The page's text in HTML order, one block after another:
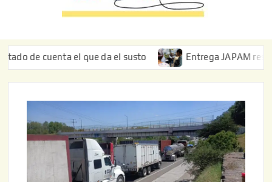
cuenta el que da el susto Entrega JAPAM